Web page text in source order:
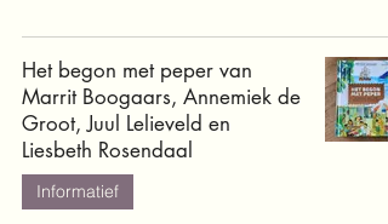
Het begon met peper van
Marrit Boogaars, Annemiek de
Groot, Juul Lelieveld en
Liesbeth Rosendaal
Informatief